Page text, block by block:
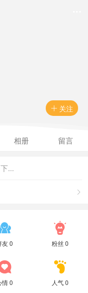
 关注
相册 留言
...

友 0

粉丝 0
情 0

人气 0